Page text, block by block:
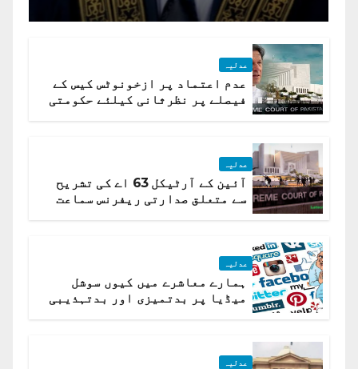
جسٹس پاکستان
عدلیہ
عدم اعتماد پر ازخونوٹس کیس کے
فیصلے پر نظرثانی کیلئے حکومتی
عدلیہ
آئین کے آرٹیکل 63 اے کی تشریح
سے متعلق صدارتی ریفرنس سماعت
عدلیہ
ہمارے معاشرے میں کیوں سوشل
میڈیا پر بدتمیزی اور بدتہذیبی
عدلیہ